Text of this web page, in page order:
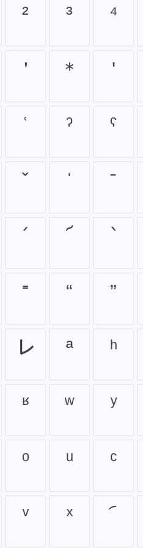
² ³ ⁴
＇ ＊ ʹ
ʿ ˀ ˁ
ˇ ˈ ˉ
՛ ՜ ՝
⁼ “ ”
㆑ ª ʰ
ʶ ʷ ʸ
︠